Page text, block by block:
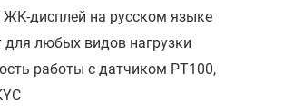
дисплей на русском языке
для любых видов нагрузки
работы с датчиком PT100,